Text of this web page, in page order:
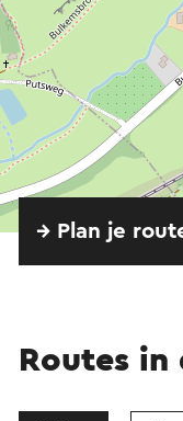
→ Plan je
Routes in